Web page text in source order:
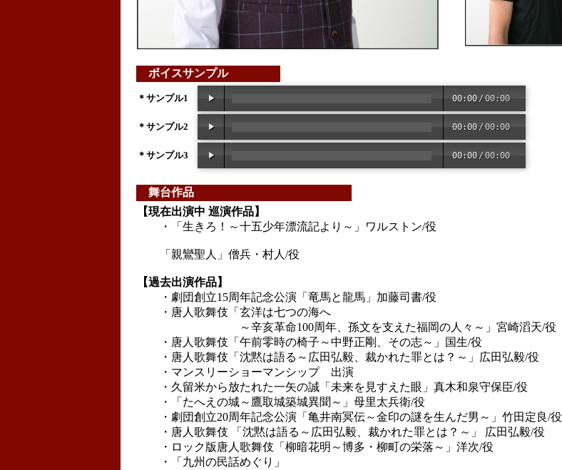
ボイスサンプル
＊サンプル1 00:00 /00:00
＊サンプル2 00:00 /00:00
＊サンプル3 00:00 /00:00
舞台作品
【現在出演中 巡演作品】
・「生きろ！～十五少年漂流記より～」ワルストン/役
「親鸞聖人」僧兵・村人/役
【過去出演作品】
・劇団創立15周年記念公演「竜馬と龍馬」加藤司書/役
・唐人歌舞伎「玄洋は七つの海へ
～辛亥革命100周年、孫文を支えた福岡の人々～」宮崎滔天/役
・唐人歌舞伎「午前零時の椅子～中野正剛、その志～」国生/役
・唐人歌舞伎「沈黙は語る～広田弘毅、裁かれた罪とは？～」広田弘毅/役
・マンスリーショーマンシップ 出演
・久留米から放たれた一矢の誠「未来を見すえた眼」真木和泉守保臣/役
・「たへえの城～鷹取城築城異聞～」母里太兵衛/役
・劇団創立20周年記念公演「亀井南冥伝～金印の謎を生んだ男～」竹田定良/役
・唐人歌舞伎 「沈黙は語る～広田弘毅、裁かれた罪とは？～」 広田弘毅/役
・ロック版唐人歌舞伎「柳暗花明～博多・柳町の栄落～」洋次/役
・「九州の民話めぐり」